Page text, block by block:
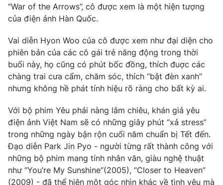
VTV4
VTV9 VTV8
Liên hệ tòa soạn English
THỜI BÁO VTV
Theo dõi báo trên
“War of the Arrows”, cô được xem là một hiện tượng
của điện ảnh Hàn Quốc.
Vai diễn Hyon Woo của cô được xem như đại diện cho
phiên bản của các cô gái trẻ năng động trong thời
buổi này, họ cũng có phút bốc đồng, thích đuợc các
chàng trai cưa cẩm, chăm sóc, thích “bật đèn xanh”
nhưng không hề phát tính hiệu rõ ràng cho bất kỳ ai.
Với bộ phim Yêu phải nàng lắm chiêu, khán giả yêu
điện ảnh Việt Nam sẽ có những giây phút “xả stress”
trong những ngày bận rộn cuối năm chuẩn bị Tết đến.
Đạo diễn Park Jin Pyo - người từng rất thành công với
những bộ phim mang tính nhân văn, giàu nghệ thuật
như “You’re My Sunshine”(2005), “Closer to Heaven”
(2009) - đã thể hiện một góc nhìn khác về tình yêu mà